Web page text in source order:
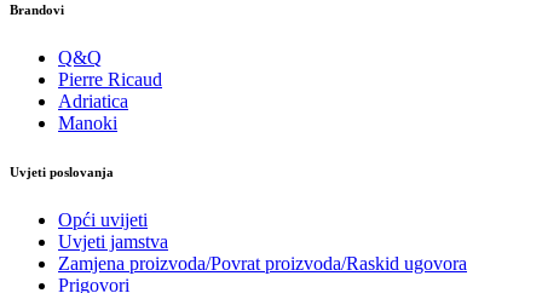
Brandovi
Q&Q
Pierre Ricaud
Adriatica
Manoki
Uvjeti poslovanja
Opći uvijeti
Uvjeti jamstva
Zamjena proizvoda/Povrat proizvoda/Raskid ugovora
Prigovori